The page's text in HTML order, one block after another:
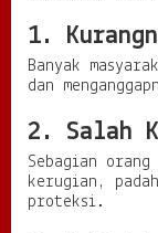
1.
Banyak
dan
2. Salah
Sebagian
kerugian,
proteksi.